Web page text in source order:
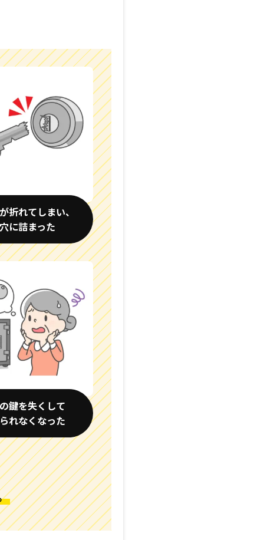
折れてしまい、
に詰まった
鍵を失くして
れなくなった